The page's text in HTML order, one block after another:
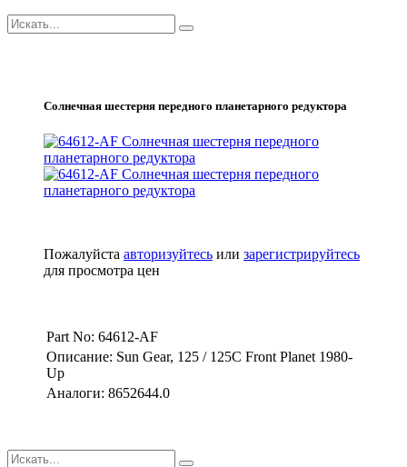
Солнечная шестерня передного планетарного редуктора
Пожалуйста авторизуйтесь или зарегистрируйтесь
для просмотра цен
Part No: 64612-AF
Описание: Sun Gear, 125 / 125C Front Planet 1980-
Up
Аналоги: 8652644.0